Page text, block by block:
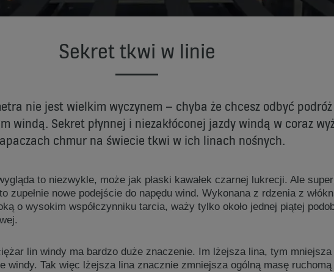
Sekret tkwi w linie
nie jest wielkim wyczynem – chyba że chcesz odbyć
windą. Sekret płynnej i niezakłóconej jazdy windą w coraz
chmur na świecie tkwi w ich linach nośnych.
to niezwykle, może jak płaski kawałek czarnej lukrecji. Ale
zupełnie nowe podejście do napędu wind. Wykonana z rdzenia z
o wysokim współczynniku tarcia, waży tylko około jednej piątej
lin windy ma bardzo duże znaczenie. Im lżejsza lina, tym
windy. Tak więc lżejsza lina znacznie zmniejsza ogólną masę